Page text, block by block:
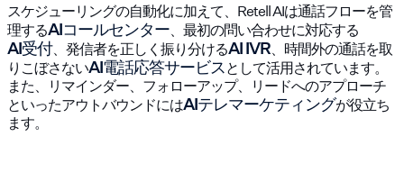
スケジューリングの自動化に加えて、Retell AIは通話フローを管
理するAIコールセンター、最初の問い合わせに対応する
AI受付、発信者を正しく振り分けるAI IVR、時間外の通話を取
りこぼさないAI電話応答サービスとして活用されています。
また、リマインダー、フォローアップ、リードへのアプローチ
といったアウトバウンドにはAIテレマーケティングが役立ち
ます。